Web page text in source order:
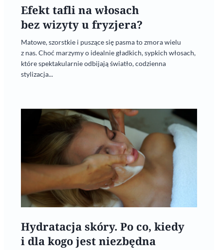
Efekt tafli na włosach
bez wizyty u fryzjera?
Matowe, szorstkie i puszące się pasma to zmora wielu
z nas. Choć marzymy o idealnie gładkich, sypkich włosach,
które spektakularnie odbijają światło, codzienna
stylizacja...
Hydratacja skóry. Po co, kiedy
i dla kogo jest niezbędna